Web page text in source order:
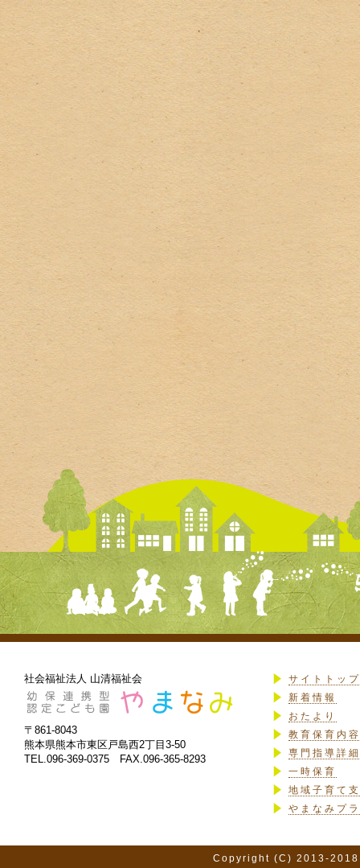
社会福祉法人 山清福祉会
〒861-8043
熊本県熊本市東区戸島西2丁目3-50
TEL.096-369-0375 FAX.096-365-8293
サイトトップ
新着情報
おたより
教育保育内
専門指導詳細
一時保育
地域子育て
やまなみプ
Copyright (C) 2013-